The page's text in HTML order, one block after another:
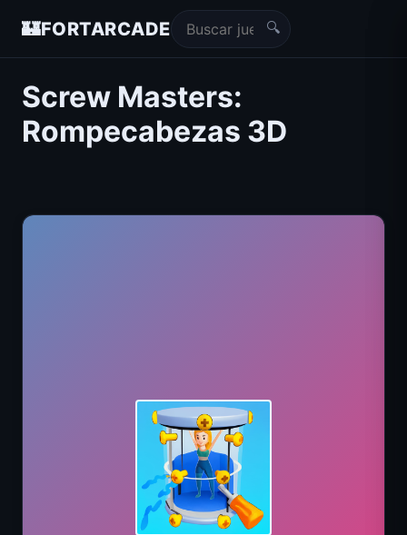
🏰FORTARCADE 🔍
Screw Masters:
Rompecabezas 3D